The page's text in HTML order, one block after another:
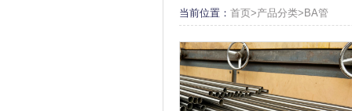
当前位置：首页>产品分类> BA管